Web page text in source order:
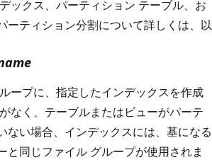
ックス、パーティション テーブル、お
ーティション分割について詳しくは、以
ープに、指定したインデックスを作成
なく、テーブルまたはビューがパーテ
ない場合、インデックスには、基になる
と同じファイル グループが使用されま